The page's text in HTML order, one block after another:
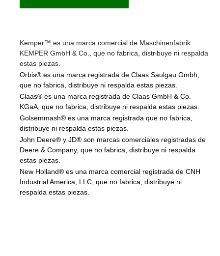
Kemper™ es una marca comercial de Maschinenfabrik
KEMPER GmbH & Co., que no fabrica, distribuye ni respalda
estas piezas.
Orbis® es una marca registrada de Claas Saulgau Gmbh,
que no fabrica, distribuye ni respalda estas piezas.
Claas® es una marca registrada de Claas GmbH & Co.
KGaA, que no fabrica, distribuye ni respalda estas piezas.
Golsemmash® es una marca registrada que no fabrica,
distribuye ni respalda estas piezas.
John Deere® y JD® son marcas comerciales registradas de
Deere & Company, que no fabrica, distribuye ni respalda
estas piezas.
New Holland® es una marca comercial registrada de CNH
Industrial America, LLC, que no fabrica, distribuye ni
respalda estas piezas.